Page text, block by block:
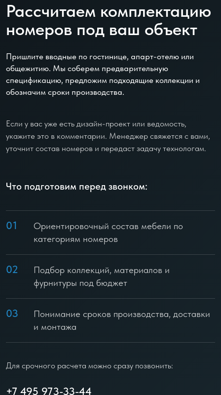
Рассчитаем комплектацию
номеров под ваш объект
Пришлите вводные по гостинице, апарт-отелю или
общежитию. Мы соберем предварительную
спецификацию, предложим подходящие коллекции и
обозначим сроки производства.
Если у вас уже есть дизайн-проект или ведомость,
укажите это в комментарии. Менеджер свяжется с вами,
уточнит состав номеров и передаст задачу технологам.
Что подготовим перед звонком:
01
Ориентировочный состав мебели по
категориям номеров
02
Подбор коллекций, материалов и
фурнитуры под бюджет
03
Понимание сроков производства, доставки
и монтажа
Для срочного расчета можно сразу позвонить:
+7 495 973-33-44